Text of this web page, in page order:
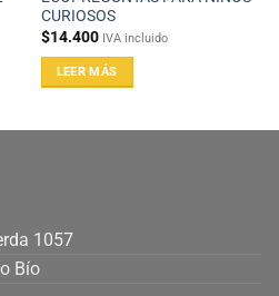
CURIOSOS
$14.400 IVA incluido
LEER MÁS
1057
Bío